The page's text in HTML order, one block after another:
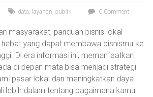
data, layanan, publik 0 Comment
masyarakat, panduan bisnis lokal
yang dapat membawa bisnismu ke
Di era informasi ini, memanfaatkan
di depan mata bisa menjadi strategi
pasar lokal dan meningkatkan daya
lebih dalam tentang bagaimana kamu